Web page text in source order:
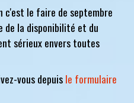
c'est le faire de septembre
de la disponibilité et du
sérieux envers toutes
vous depuisle formulaire